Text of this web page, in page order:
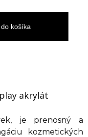
košíka
akrylát
je prenosný a
kozmetických